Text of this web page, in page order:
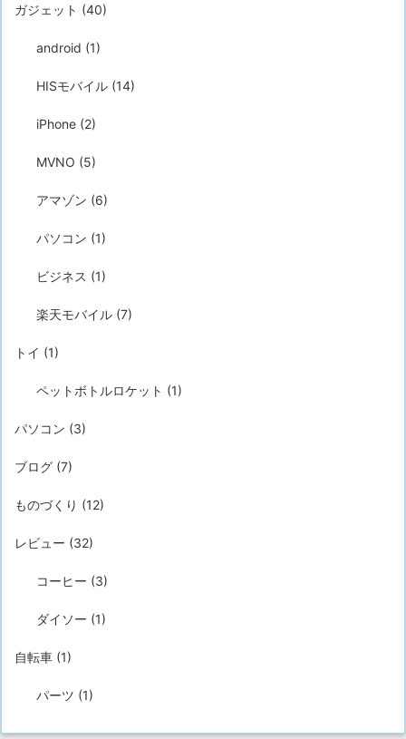
ガジェット (40)
android (1)
HISモバイル (14)
iPhone (2)
MVNO (5)
アマゾン (6)
パソコン (1)
ビジネス (1)
楽天モバイル (7)
トイ (1)
ペットボトルロケット (1)
パソコン (3)
ブログ (7)
ものづくり (12)
レビュー (32)
コーヒー (3)
ダイソー (1)
自転車 (1)
パーツ (1)